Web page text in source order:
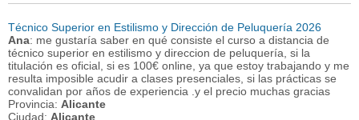
Técnico Superior en Estilismo y Dirección de Peluquería 2026
Ana: me gustaría saber en qué consiste el curso a distancia de
técnico superior en estilismo y direccion de peluquería, si la
titulación es oficial, si es 100€ online, ya que estoy trabajando y me
resulta imposible acudir a clases presenciales, si las prácticas se
convalidan por años de experiencia .y el precio muchas gracias
Provincia: Alicante
Ciudad: Alicante